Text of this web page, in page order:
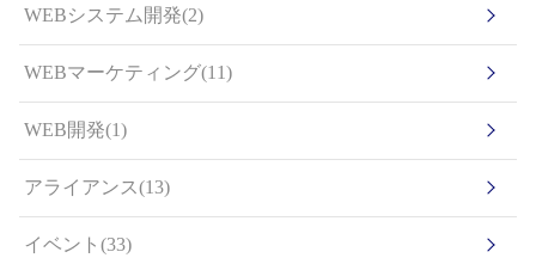
WEBシステム開発(2)
WEBマーケティング(11)
WEB開発(1)
アライアンス(13)
イベント(33)